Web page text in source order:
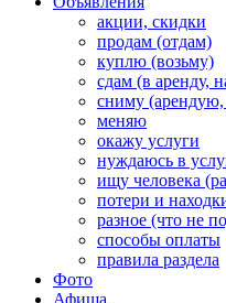
акции, скидки
продам (отдам)
куплю (возьму)
сдам (в аренду,
сниму (арендую,
меняю
окажу услуги
нуждаюсь в
ищу человека
потери и
разное (что не
способы оплаты
правила раздела
Фото
Афиша